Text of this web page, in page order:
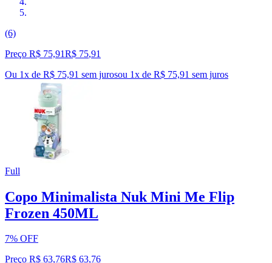
(6)
Preço R$ 75,91R$ 75,91
Ou 1x de R$ 75,91 sem jurosou 1x de R$ 75,91 sem juros
Full
Copo Minimalista Nuk Mini Me Flip
Frozen 450ML
7% OFF
Preço R$ 63,76R$ 63,76